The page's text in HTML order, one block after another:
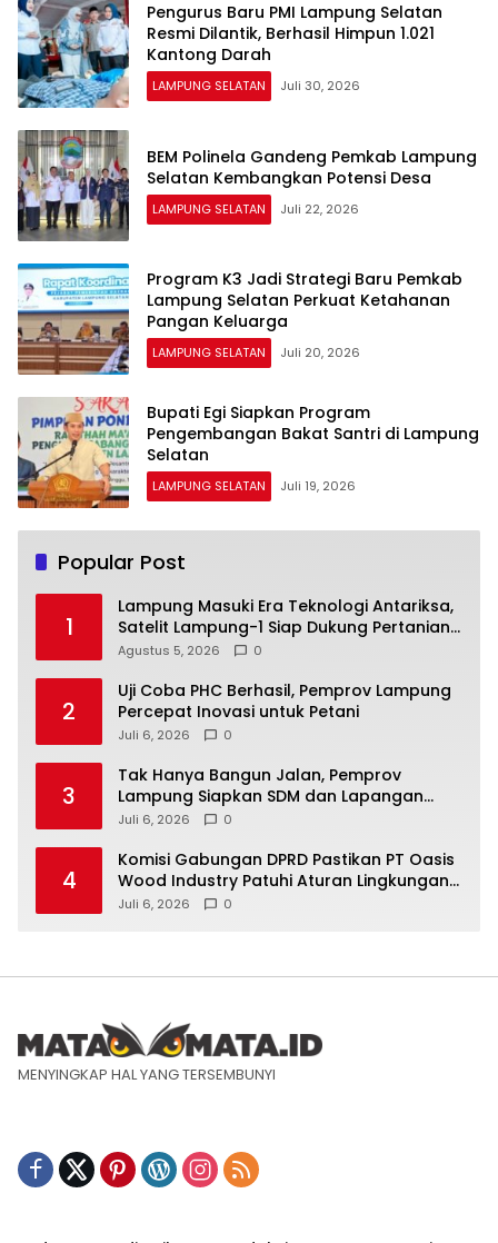
Pengurus Baru PMI Lampung Selatan
Resmi Dilantik, Berhasil Himpun 1.021
Kantong Darah
LAMPUNG SELATAN Juli 30, 2026
BEM Polinela Gandeng Pemkab Lampung
Selatan Kembangkan Potensi Desa
LAMPUNG SELATAN Juli 22, 2026
Program K3 Jadi Strategi Baru Pemkab
Lampung Selatan Perkuat Ketahanan
Pangan Keluarga
LAMPUNG SELATAN Juli 20, 2026
Bupati Egi Siapkan Program
Pengembangan Bakat Santri di Lampung
Selatan
LAMPUNG SELATAN Juli 19, 2026
Popular Post
1
Lampung Masuki Era Teknologi Antariksa,
Satelit Lampung-1 Siap Dukung Pertanian
Berbasis AI
Agustus 5, 2026 0
2
Uji Coba PHC Berhasil, Pemprov Lampung
Percepat Inovasi untuk Petani
Juli 6, 2026 0
3
Tak Hanya Bangun Jalan, Pemprov
Lampung Siapkan SDM dan Lapangan
Kerja untuk Jabung
Juli 6, 2026 0
4
Komisi Gabungan DPRD Pastikan PT Oasis
Wood Industry Patuhi Aturan Lingkungan
dan Ketenagakerjaan
Juli 6, 2026 0
MENYINGKAP HAL YANG TERSEMBUNYI